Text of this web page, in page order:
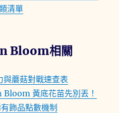
清單
Bloom相關
蘑菇對戰速查表
黃底花苗先別丟！
飾品點數機制